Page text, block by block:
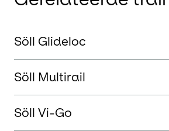
Söll Glideloc
Söll Multirail
Söll Vi-Go